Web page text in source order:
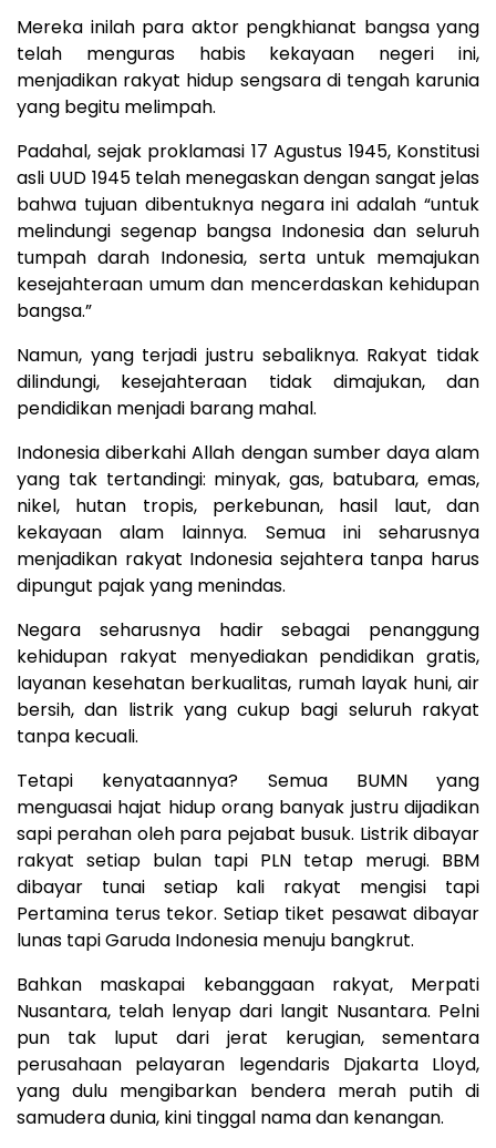
Mereka inilah para aktor pengkhianat bangsa yang
telah menguras habis kekayaan negeri ini,
menjadikan rakyat hidup sengsara di tengah karunia
yang begitu melimpah.
Padahal, sejak proklamasi 17 Agustus 1945, Konstitusi
asli UUD 1945 telah menegaskan dengan sangat jelas
bahwa tujuan dibentuknya negara ini adalah “untuk
melindungi segenap bangsa Indonesia dan seluruh
tumpah darah Indonesia, serta untuk memajukan
kesejahteraan umum dan mencerdaskan kehidupan
bangsa.”
Namun, yang terjadi justru sebaliknya. Rakyat tidak
dilindungi, kesejahteraan tidak dimajukan, dan
pendidikan menjadi barang mahal.
Indonesia diberkahi Allah dengan sumber daya alam
yang tak tertandingi: minyak, gas, batubara, emas,
nikel, hutan tropis, perkebunan, hasil laut, dan
kekayaan alam lainnya. Semua ini seharusnya
menjadikan rakyat Indonesia sejahtera tanpa harus
dipungut pajak yang menindas.
Negara seharusnya hadir sebagai penanggung
kehidupan rakyat menyediakan pendidikan gratis,
layanan kesehatan berkualitas, rumah layak huni, air
bersih, dan listrik yang cukup bagi seluruh rakyat
tanpa kecuali.
Tetapi kenyataannya? Semua BUMN yang
menguasai hajat hidup orang banyak justru dijadikan
sapi perahan oleh para pejabat busuk. Listrik dibayar
rakyat setiap bulan tapi PLN tetap merugi. BBM
dibayar tunai setiap kali rakyat mengisi tapi
Pertamina terus tekor. Setiap tiket pesawat dibayar
lunas tapi Garuda Indonesia menuju bangkrut.
Bahkan maskapai kebanggaan rakyat, Merpati
Nusantara, telah lenyap dari langit Nusantara. Pelni
pun tak luput dari jerat kerugian, sementara
perusahaan pelayaran legendaris Djakarta Lloyd,
yang dulu mengibarkan bendera merah putih di
samudera dunia, kini tinggal nama dan kenangan.